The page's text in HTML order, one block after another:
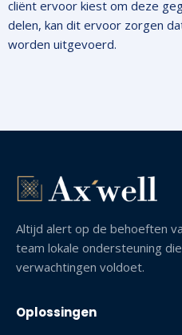
cliënt ervoor kiest om deze
delen, kan dit ervoor zorgen
worden uitgevoerd.
Altijd alert op de behoeften
team lokale ondersteuning
verwachtingen voldoet.
Oplossingen